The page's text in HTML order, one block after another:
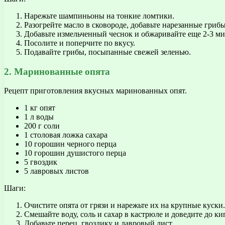
Нарежьте шампиньоны на тонкие ломтики.
Разогрейте масло в сковороде, добавьте нарезанные
Добавьте измельченный чеснок и обжаривайте еще 2-3
Посолите и поперчите по вкусу.
Подавайте грибы, посыпанные свежей зеленью.
2. Маринованные опята
Рецепт приготовления вкусных маринованных опят.
1 кг опят
1 л воды
200 г соли
1 столовая ложка сахара
10 горошин черного перца
10 горошин душистого перца
5 гвоздик
5 лавровых листов
Шаги:
Очистите опята от грязи и нарежьте их на крупные куски.
Смешайте воду, соль и сахар в кастрюле и доведите до